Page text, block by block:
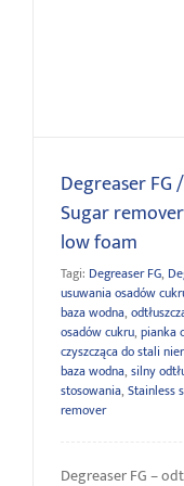
&
Degreaser FG
Sugar
low foam
Tagi: Degreaser FG,
usuwania osadów
baza wodna,
osadów cukru, pianka
czyszcząca do stali
baza wodna, silny
stosowania, Stainless
remover
Degreaser FG –